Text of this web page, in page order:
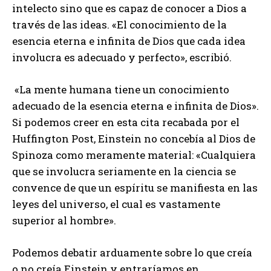
intelecto sino que es capaz de conocer a Dios a
través de las ideas. «El conocimiento de la
esencia eterna e infinita de Dios que cada idea
involucra es adecuado y perfecto», escribió.
«La mente humana tiene un conocimiento
adecuado de la esencia eterna e infinita de Dios».
Si podemos creer en esta cita recabada por el
Huffington Post, Einstein no concebía al Dios de
Spinoza como meramente material: «Cualquiera
que se involucra seriamente en la ciencia se
convence de que un espíritu se manifiesta en las
leyes del universo, el cual es vastamente
superior al hombre».
Podemos debatir arduamente sobre lo que creía